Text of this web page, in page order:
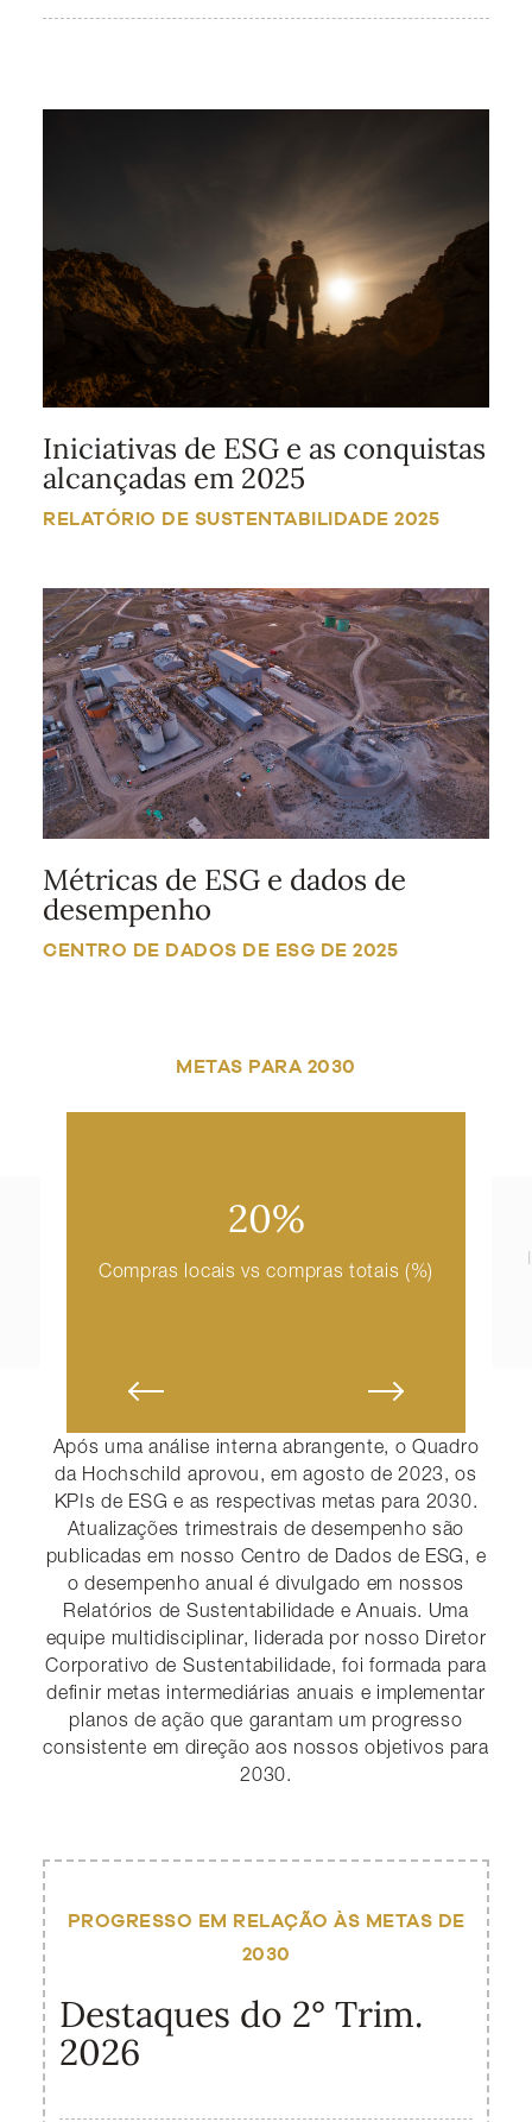
Iniciativas de ESG e as conquistas
alcançadas em 2025
RELATÓRIO DE SUSTENTABILIDADE 2025
Métricas de ESG e dados de
desempenho
CENTRO DE DADOS DE ESG DE 2025
METAS PARA 2030
20%
Compras locais vs compras totais (%)
to previous slide
Change to next
Após uma análise interna abrangente, o Quadro
da Hochschild aprovou, em agosto de 2023, os
KPIs de ESG e as respectivas metas para 2030.
Atualizações trimestrais de desempenho são
publicadas em nosso Centro de Dados de ESG, e
o desempenho anual é divulgado em nossos
Relatórios de Sustentabilidade e Anuais. Uma
equipe multidisciplinar, liderada por nosso Diretor
Corporativo de Sustentabilidade, foi formada para
definir metas intermediárias anuais e implementar
planos de ação que garantam um progresso
consistente em direção aos nossos objetivos para
2030.
PROGRESSO EM RELAÇÃO ÀS METAS DE
2030
Destaques do 2° Trim.
2026